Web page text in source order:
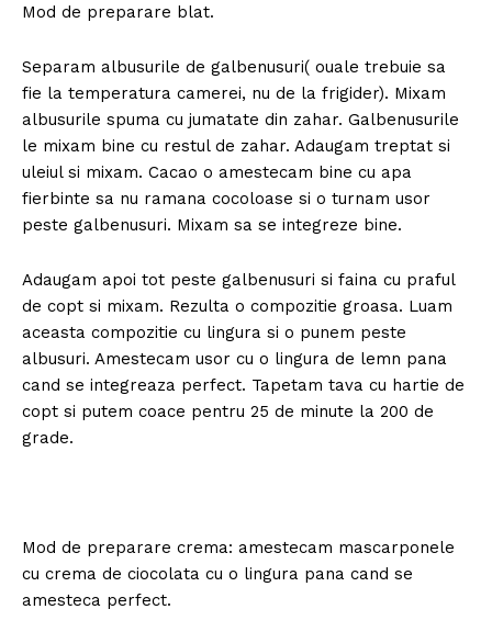
Mod de preparare blat.
Separam albusurile de galbenusuri( ouale trebuie sa
fie la temperatura camerei, nu de la frigider). Mixam
albusurile spuma cu jumatate din zahar. Galbenusurile
le mixam bine cu restul de zahar. Adaugam treptat si
uleiul si mixam. Cacao o amestecam bine cu apa
fierbinte sa nu ramana cocoloase si o turnam usor
peste galbenusuri. Mixam sa se integreze bine.
Adaugam apoi tot peste galbenusuri si faina cu praful
de copt si mixam. Rezulta o compozitie groasa. Luam
aceasta compozitie cu lingura si o punem peste
albusuri. Amestecam usor cu o lingura de lemn pana
cand se integreaza perfect. Tapetam tava cu hartie de
copt si putem coace pentru 25 de minute la 200 de
grade.
Mod de preparare crema: amestecam mascarponele
cu crema de ciocolata cu o lingura pana cand se
amesteca perfect.